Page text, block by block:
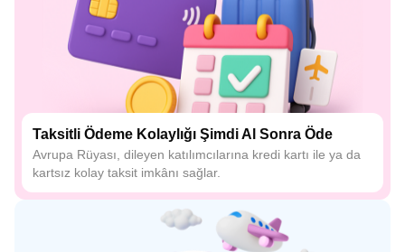
Taksitli Ödeme Kolaylığı Şimdi Al Sonra Öde
Avrupa Rüyası, dileyen katılımcılarına kredi kartı ile ya da
kartsız kolay taksit imkânı sağlar.